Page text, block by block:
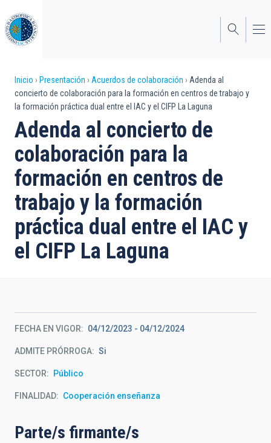
al
contenido
principal
Sobrescribir
enlaces
de
ayuda
a
la
navegación
Inicio Presentación Acuerdos de colaboración
Adenda al
concierto de colaboración para la formación en centros de trabajo y
la formación práctica dual entre el IAC y el CIFP La Laguna
Adenda al concierto de
colaboración para la
formación en centros de
trabajo y la formación
práctica dual entre el IAC y
el CIFP La Laguna
FECHA EN VIGOR 04/12/2023 - 04/12/2024
ADMITE PRÓRROGA Si
SECTOR Público
FINALIDAD Cooperación enseñanza
Parte/s firmante/s